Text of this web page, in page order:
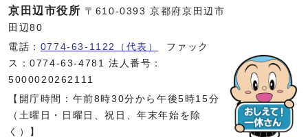
京田辺市役所 〒610-0393 京都府京田辺市
田辺80
電話： 0774-63-1122（代表）
ファック
ス：0774-63-4781 法人番号：
5000020262111
【開庁時間：午前8時30分から午後5時15分
（土曜日・日曜日、祝日、年末年始を除
く）】